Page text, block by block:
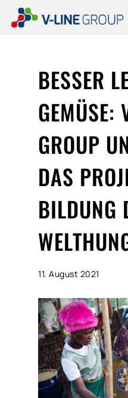
BESSER
GEMÜSE:
GROUP
DAS
BILDUNG
11. August 2021